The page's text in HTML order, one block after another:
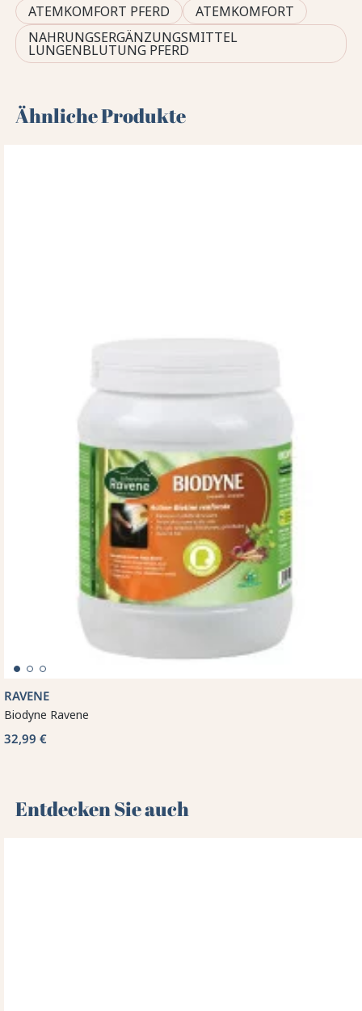
ATEMKOMFORT PFERD
ATEMKOMFORT
NAHRUNGSERGÄNZUNGSMITTEL
LUNGENBLUTUNG PFERD
Ähnliche Produkte
RAVENE
Biodyne Ravene
32,99 €
Entdecken Sie auch 🌻